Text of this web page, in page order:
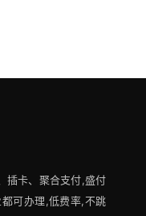
插卡、聚合支付,盛付
可办理,低费率,不跳